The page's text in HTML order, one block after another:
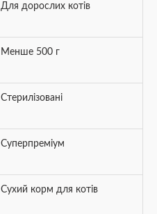
Для дорослих котів
Менше 500 г
Стерилізовані
Суперпреміум
Сухий корм для котів